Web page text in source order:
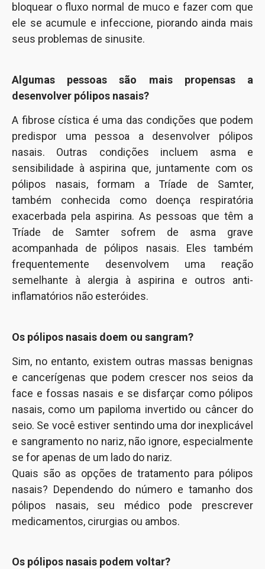
bloquear o fluxo normal de muco e fazer com que
ele se acumule e infeccione, piorando ainda mais
seus problemas de sinusite.
Algumas pessoas são mais propensas a
desenvolver pólipos nasais?
A fibrose cística é uma das condições que podem
predispor uma pessoa a desenvolver pólipos
nasais. Outras condições incluem asma e
sensibilidade à aspirina que, juntamente com os
pólipos nasais, formam a Tríade de Samter,
também conhecida como doença respiratória
exacerbada pela aspirina. As pessoas que têm a
Tríade de Samter sofrem de asma grave
acompanhada de pólipos nasais. Eles também
frequentemente desenvolvem uma reação
semelhante à alergia à aspirina e outros anti-
inflamatórios não esteróides.
Os pólipos nasais doem ou sangram?
Sim, no entanto, existem outras massas benignas
e cancerígenas que podem crescer nos seios da
face e fossas nasais e se disfarçar como pólipos
nasais, como um papiloma invertido ou câncer do
seio. Se você estiver sentindo uma dor inexplicável
e sangramento no nariz, não ignore, especialmente
se for apenas de um lado do nariz.
Quais são as opções de tratamento para pólipos
nasais? Dependendo do número e tamanho dos
pólipos nasais, seu médico pode prescrever
medicamentos, cirurgias ou ambos.
Os pólipos nasais podem voltar?